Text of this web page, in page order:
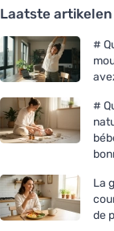
Laatste artikelen
#
#
La
de